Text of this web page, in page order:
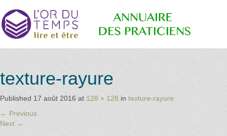
Annuaire
les
praticiens
conseillé
par la
texture-rayure
Published 17 août 2016at 128 × 128 in texture-rayure
← Previous
Next →